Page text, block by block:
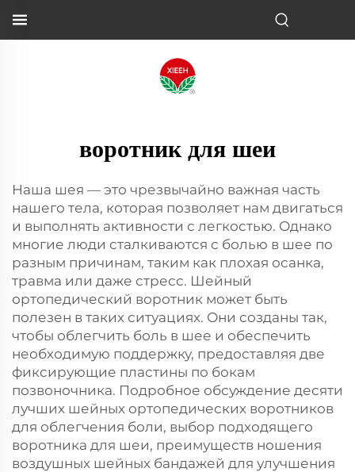
воротник для шеи
Наша шея — это чрезвычайно важная часть
нашего тела, которая позволяет нам двигаться
и выполнять активности с легкостью. Однако
многие люди сталкиваются с болью в шее по
разным причинам, таким как плохая осанка,
травма или даже стресс. Шейный
ортопедический воротник может быть
полезен в таких ситуациях. Они созданы так,
чтобы облегчить боль в шее и обеспечить
необходимую поддержку, предоставляя две
фиксирующие пластины по бокам
позвоночника. Подробное обсуждение десяти
лучших шейных ортопедических воротников
для облегчения боли, выбор подходящего
воротника для шеи, преимуществ ношения
воздушных шейных бандажей для улучшения